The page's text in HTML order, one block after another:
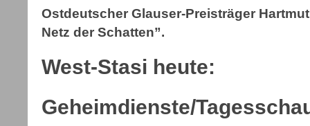
Ostdeutscher Glauser-Preisträger
Netz der Schatten”.
West-Stasi heute:
Geheimdienste/